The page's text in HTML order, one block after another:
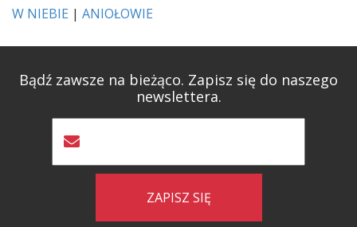
W NIEBIE | ANIOŁOWIE
Bądź zawsze na bieżąco. Zapisz się do naszego
newslettera.
ZAPISZ SIĘ